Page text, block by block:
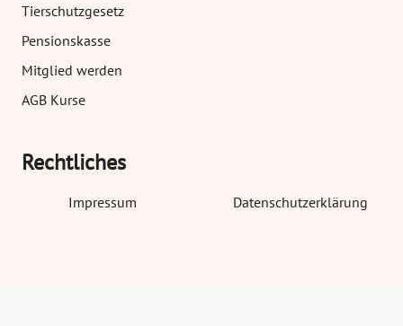
Tierschutzgesetz
Pensionskasse
Mitglied werden
AGB Kurse
Rechtliches
Impressum Datenschutzerklärung